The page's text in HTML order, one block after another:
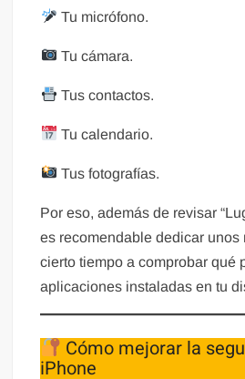
Tu micrófono.
Tu cámara.
Tus contactos.
Tu calendario.
Tus fotografías.
Por eso, además de revisar
es recomendable dedicar unos
cierto tiempo a comprobar qué
aplicaciones instaladas en tu
Cómo mejorar la
iPhone